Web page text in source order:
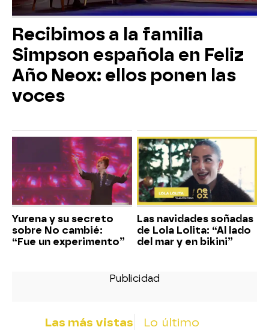
Recibimos a la familia
Simpson española en Feliz
Año Neox: ellos ponen las
voces
Yurena y su secreto
sobre No cambié:
“Fue un experimento”
Las navidades soñadas
de Lola Lolita: “Al lado
del mar y en bikini”
Las más vistas Lo último